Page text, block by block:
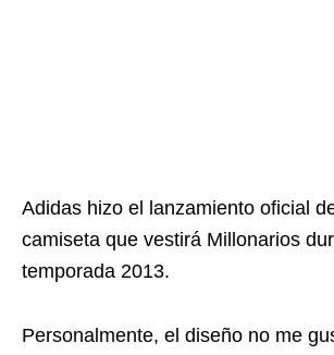
Adidas hizo el lanzamiento oficial
camiseta que vestirá Millonarios
temporada 2013.
Personalmente, el diseño no me